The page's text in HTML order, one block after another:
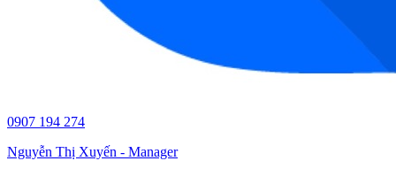
0907 194 274
Nguyễn Thị Xuyến - Manager